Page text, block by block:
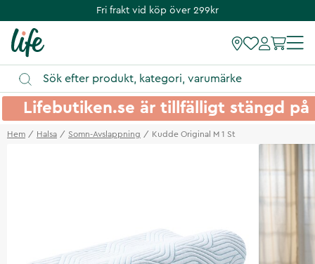
Fri frakt vid köp över 299kr
Lifebutiken.se är tillfälligt stängd
Hem Halsa Somn-Avslappning Kudde Original M 1 St